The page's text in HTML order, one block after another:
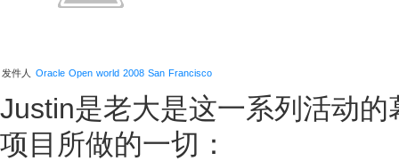
发件人 Oracle Open world 2008 San Francisco
Justin是老大是这一系列活动
项目所做的一切：